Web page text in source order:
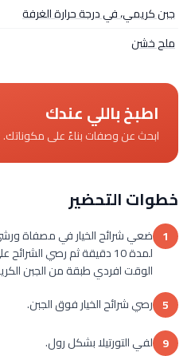
جبن كريمي، في درجة حرارة الغرفة
ملح خشن
اطبخ باللي عندك
ابحث عن وصفات بناءً على مكوناتك.
خطوات التحضير
1 ضعي شرائح الخيار في مصفاة ورشي
لمدة 10 دقيقة ثم رصي
الوقت افردي طبقة من الجبن
5 رصي شرائح الخيار فوق الجبن.
9 لفي التورتيلا بشكل رول.